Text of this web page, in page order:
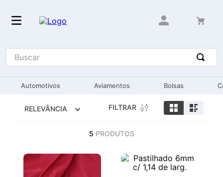
Buscar
Automotivos Aviamentos Bolsas
RELEVÂNCIA FILTRAR
5 PRODUTOS